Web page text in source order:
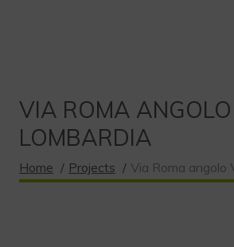
VIA ROMA
LOMBARDIA
Home / Projects / Via Roma angolo